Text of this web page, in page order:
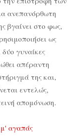
ανεπανόρθωτη
βγαίνει στο φως,
ως
γυναίκες
απέραντη
της και,
εντελώς,
απομόνωση.
αγαπάς